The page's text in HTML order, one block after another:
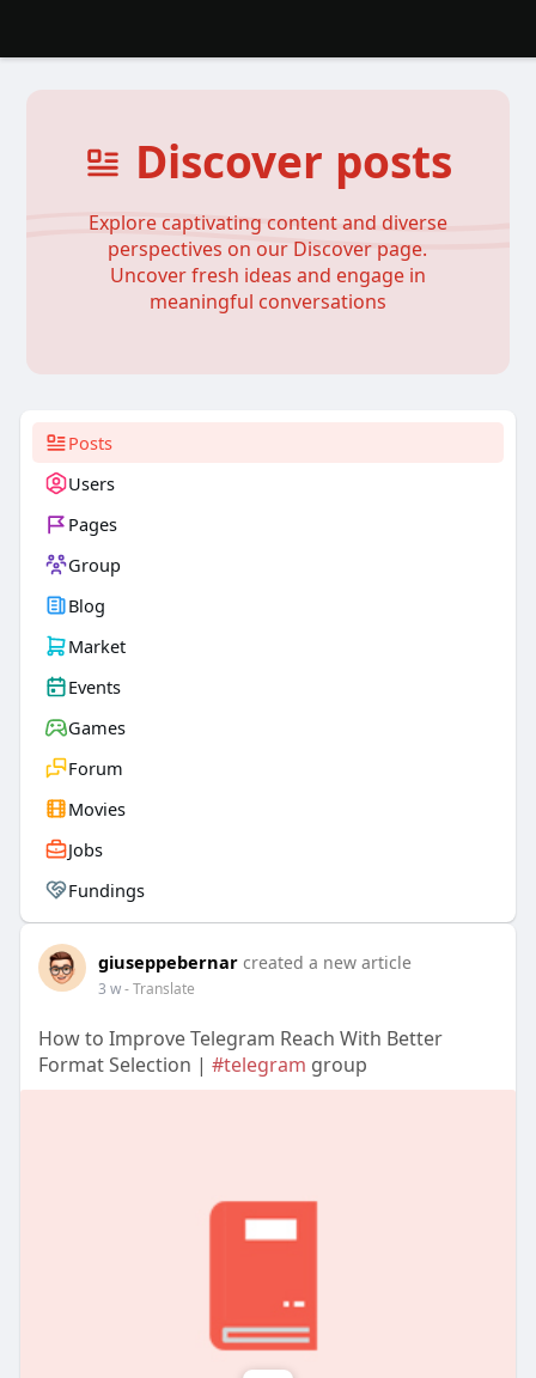
Discover posts
Explore captivating content and diverse
perspectives on our Discover page.
Uncover fresh ideas and engage in
meaningful conversations
Posts
Users
Pages
Group
Blog
Market
Events
Games
Forum
Movies
Jobs
Fundings
giuseppebernar created a new article
3 w- Translate
How to Improve Telegram Reach With Better
Format Selection | #telegram group